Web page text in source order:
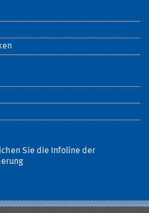
Sie die Infoline der